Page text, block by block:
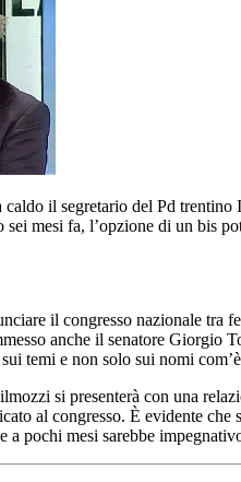
caldo il segretario del Pd
mesi fa, l’opzione di un bis
il congresso nazionale tra
anche il senatore
temi e non solo sui nomi
si presenterà con una
al congresso. È evidente
a pochi mesi sarebbe